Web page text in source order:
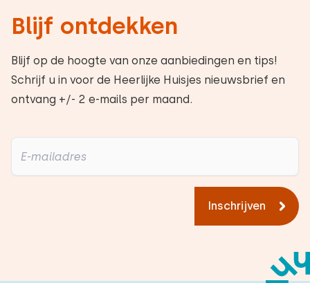
Blijf ontdekken
Blijf op de hoogte van onze aanbiedingen en tips!
Schrijf u in voor de Heerlijke Huisjes nieuwsbrief en
ontvang +/- 2 e-mails per maand.
Inschrijven